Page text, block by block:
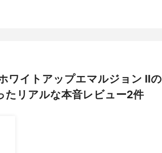
ワイトアップエマルジョン Ⅱの
たリアルな本音レビュー2件